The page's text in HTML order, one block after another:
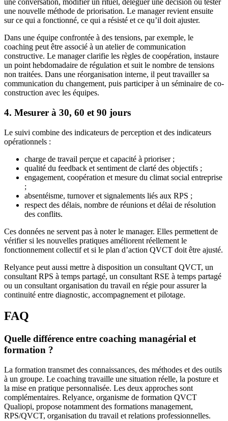
une conversation, modifier un rituel, déléguer une décision ou tester
une nouvelle méthode de priorisation. Le manager revient ensuite
sur ce qui a fonctionné, ce qui a résisté et ce qu’il doit ajuster.
Dans une équipe confrontée à des tensions, par exemple, le
coaching peut être associé à un atelier de communication
constructive. Le manager clarifie les règles de coopération, instaure
un point hebdomadaire de régulation et suit le nombre de tensions
non traitées. Dans une réorganisation interne, il peut travailler sa
communication du changement, puis participer à un séminaire de co-
construction avec les équipes.
4. Mesurer à 30, 60 et 90 jours
Le suivi combine des indicateurs de perception et des indicateurs
opérationnels :
charge de travail perçue et capacité à prioriser ;
qualité du feedback et sentiment de clarté des objectifs ;
engagement, coopération et mesure du climat social entreprise
;
absentéisme, turnover et signalements liés aux RPS ;
respect des délais, nombre de réunions et délai de résolution
des conflits.
Ces données ne servent pas à noter le manager. Elles permettent de
vérifier si les nouvelles pratiques améliorent réellement le
fonctionnement collectif et si le plan d’action QVCT doit être ajusté.
Relyance peut aussi mettre à disposition un consultant QVCT, un
consultant RPS à temps partagé, un consultant RSE à temps partagé
ou un consultant organisation du travail en régie pour assurer la
continuité entre diagnostic, accompagnement et pilotage.
FAQ
Quelle différence entre coaching managérial et
formation ?
La formation transmet des connaissances, des méthodes et des outils
à un groupe. Le coaching travaille une situation réelle, la posture et
la mise en pratique personnalisée. Les deux approches sont
complémentaires. Relyance, organisme de formation QVCT
Qualiopi, propose notamment des formations management,
RPS/QVCT, organisation du travail et relations professionnelles.